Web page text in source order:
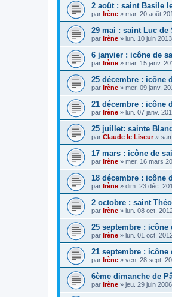
2 août : saint Basile
par Irène » mar. 20 août
29 mai : saint Luc de
par Irène » lun. 10 juin
6 janvier : icône de
par Irène » mar. 15 janv.
25 décembre : icône
par Irène » mer. 09 janv.
21 décembre : icône
par Irène » lun. 07 janv.
25 juillet: sainte
par Claude le Liseur»
17 mars : icône de
par Irène » mer. 16 mars
18 décembre : icône
par Irène » dim. 23 déc.
2 octobre : saint
par Irène » lun. 08 oct.
25 septembre : icône
par Irène » lun. 01 oct.
21 septembre : icône
par Irène » ven. 28 sept.
6ème dimanche de
par Irène » jeu. 29 juin